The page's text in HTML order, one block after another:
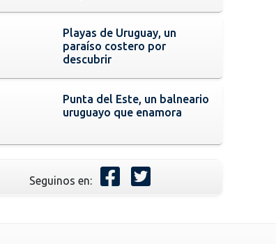
Playas de Uruguay, un
paraíso costero por
descubrir
Punta del Este, un balneario
uruguayo que enamora
Seguinos en: